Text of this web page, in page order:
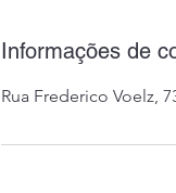
d
Informações de
Rua Frederico Voelz,